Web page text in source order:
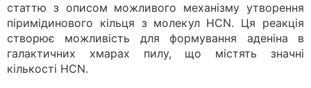
статтю з описом можливого механізму утворення
піримідинового кільця з молекул HCN. Ця реакція
створює можливість для формування аденіна в
галактичних хмарах пилу, що містять значні
кількості HCN.